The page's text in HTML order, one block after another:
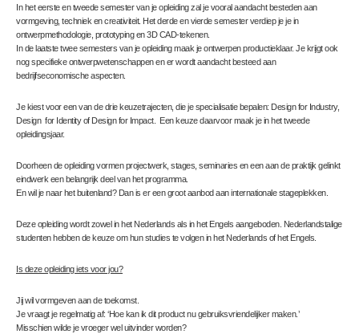
In het eerste en tweede semester van je opleiding zal je vooral aandacht besteden aan
vormgeving, techniek en creativiteit. Het derde en vierde semester verdiep je je in
ontwerpmethodologie, prototyping en 3D CAD-tekenen.
In de laatste twee semesters van je opleiding maak je ontwerpen productieklaar. Je krijgt ook
nog specifieke ontwerpwetenschappen en er wordt aandacht besteed aan
bedrijfseconomische aspecten.
Je kiest voor een van de drie keuzetrajecten, die je specialisatie bepalen: Design for Industry,
Design for Identity of Design for Impact. Een keuze daarvoor maak je in het tweede
opleidingsjaar.
Doorheen de opleiding vormen projectwerk, stages, seminaries en een aan de praktijk gelinkt
eindwerk een belangrijk deel van het programma.
En wil je naar het buitenland? Dan is er een groot aanbod aan internationale stageplekken.
Deze opleiding wordt zowel in het Nederlands als in het Engels aangeboden. Nederlandstalige
studenten hebben de keuze om hun studies te volgen in het Nederlands of het Engels.
Is deze opleiding iets voor jou?
Jij wil vormgeven aan de toekomst.
Je vraagt je regelmatig af: ‘Hoe kan ik dit product nu gebruiksvriendelijker maken.’
Misschien wilde je vroeger wel uitvinder worden?